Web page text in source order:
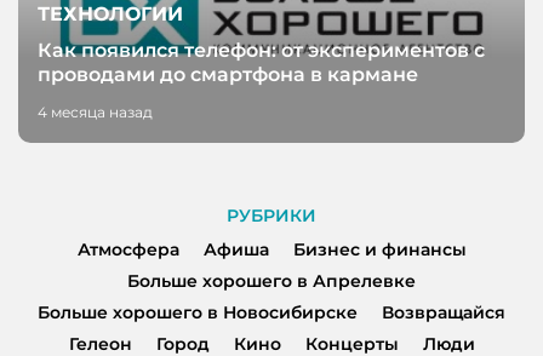
ТЕХНОЛОГИИ
Как появился телефон: от экспериментов с
проводами до смартфона в кармане
4 месяца назад
РУБРИКИ
Атмосфера
Афиша
Бизнес и финансы
Больше хорошего в Апрелевке
Больше хорошего в Новосибирске
Возвращайся
Гелеон
Город Кино Концерты
Люди